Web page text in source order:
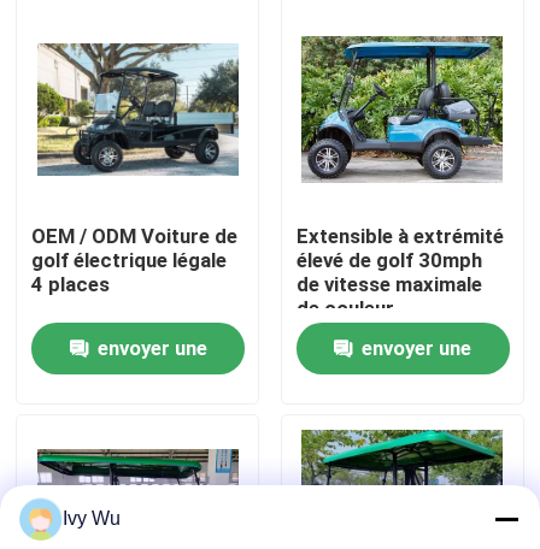
Visite d'usine
Contrôle de qualité
Contact USA
Enjoliveurs de chariot de golf
Tableau de bord de chariot de golf
OEM / ODM Voiture de
golf électrique légale
4 places
envoyer une
Extensible à extrémité
élevé de golf 30mph
de vitesse maximale
de couleur
personnalisable
électrique de chariot
envoyer une
Ivy Wu